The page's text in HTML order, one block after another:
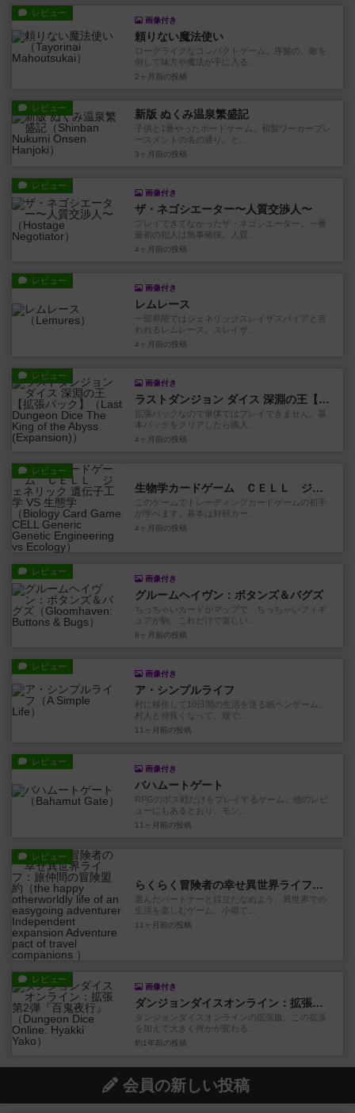
レビュー
画像付き
頼りない魔法使い
ローグライクなコンパクトゲーム。序盤の、敵を
倒して味方や魔法が手に入る...
2ヶ月前 の投稿
レビュー 新版 ぬくみ温泉繁盛記
子供と1番やったボードゲーム。和製ワーカープレ
ースメントの名の通り。と...
3ヶ月前 の投稿
レビュー
画像付き
ザ・ネゴシエーター〜人質交渉人〜
プレイできてなかったザ・ネゴシエーター。一番
最初の犯人は無事確保。人質...
4ヶ月前 の投稿
レビュー
画像付き
レムレース
一部界隈ではジェネリックスレイザスパイアと言
われるレムレース。スレイザ...
4ヶ月前 の投稿
レビュー
画像付き
ラストダンジョン ダイス 深淵の王【拡張パック】
拡張パックなので単体ではプレイできません。基
本パックをクリアしたら購入...
4ヶ月前 の投稿
レビュー
生物学カードゲーム ＣＥＬＬ ジェネリック 遺伝子工学 VS 生態学
このゲームでトレーディングカードゲームの初手
が学べます。基本は対戦カー...
4ヶ月前 の投稿
レビュー
画像付き
グルームヘイヴン：ボタンズ＆バグズ
ちっちゃいカードがマップで、ちっちゃいフィギ
ュアが駒、これだけで楽しい...
8ヶ月前 の投稿
レビュー
画像付き
ア・シンプルライフ
村に移住して10日間の生活を送る紙ペンゲーム。
村人と仲良くなって、畑で...
11ヶ月前 の投稿
レビュー
画像付き
バハムートゲート
RPGのボス戦だけをプレイするゲーム。他のレビ
ューにもあるとおり、モン...
11ヶ月前 の投稿
レビュー
らくらく冒険者の幸せ異世界ライフ：旅仲間の冒険盟約
選んだパートナーと目立たなぬよう、異世界での
生活を楽しむゲーム。小箱で...
11ヶ月前 の投稿
レビュー
画像付き
ダンジョンダイスオンライン：拡張第2弾『百鬼夜行』
ダンジョンダイスオンラインの拡張版。この拡張
を加えて大きく何かが変わる...
約1年前 の投稿
会員の新しい投稿